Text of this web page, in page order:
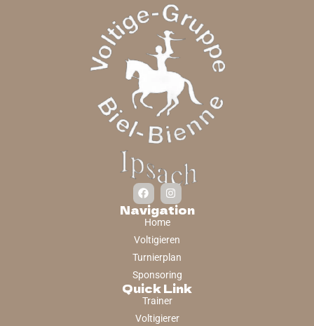
Navigation
Home
Voltigieren
Turnierplan
Sponsoring
Quick Link
Trainer
Voltigierer